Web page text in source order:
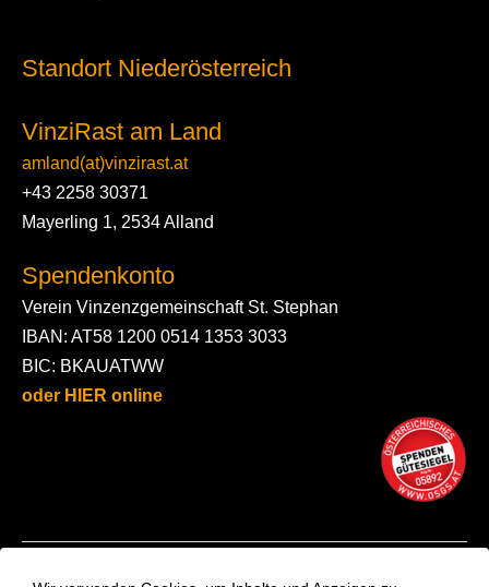
Standort Niederösterreich
VinziRast am Land
amland(at)vinzirast.at
+43 2258 30371
Mayerling 1, 2534 Alland
Spendenkonto
Verein Vinzenzgemeinschaft St. Stephan
IBAN: AT58 1200 0514 1353 3033
BIC: BKAUATWW
oder HIER online
Kontakt